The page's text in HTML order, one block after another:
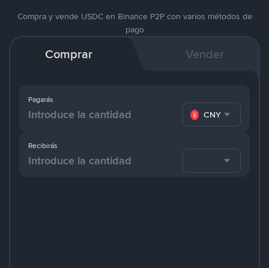
Compra y vende USDC en Binance P2P con varios métodos de
pago
Comprar Vender
Pagarás
CNY
Recibirás